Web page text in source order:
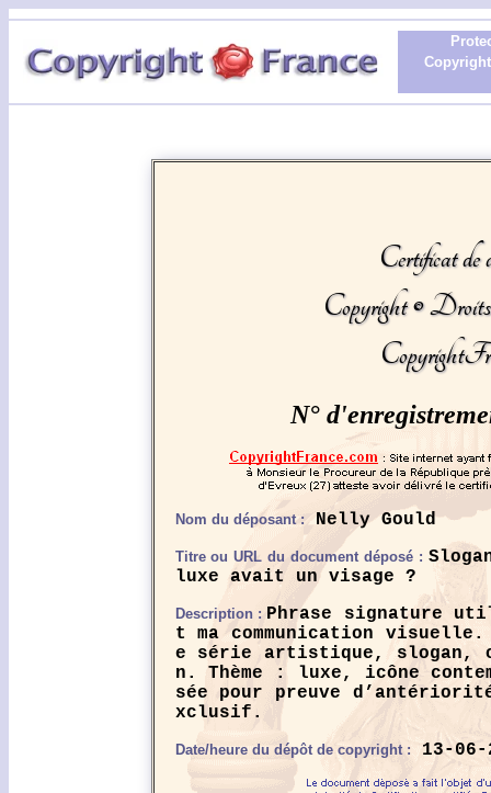
Certificat de
Copyright ©
N°
Nom du déposant :Nelly Gould
Titre ou URL du document déposé :
luxe avait un visage ?
Description : Phrase signature
t ma communication
e série artistique, slogan,
n. Thème : luxe, icône
sée pour preuve
xclusif.
Date/heure du dépôt de copyright : 13-06-